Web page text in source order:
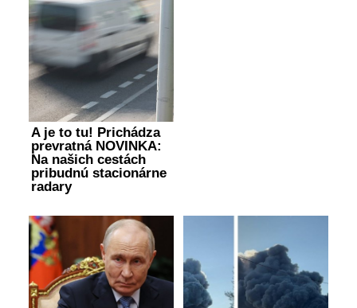
A je to tu! Prichádza
prevratná NOVINKA:
Na našich cestách
pribudnú stacionárne
radary